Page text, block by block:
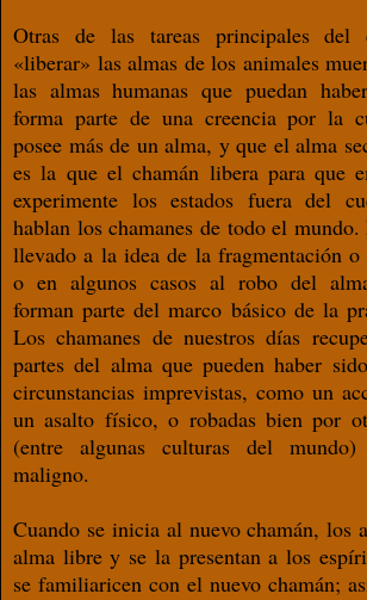
Otras de las tareas principales del
«liberar» las almas de los animales
las almas humanas que puedan
forma parte de una creencia por la
posee más de un alma, y que el alma
es la que el chamán libera para que
experimente los estados fuera del
hablan los chamanes de todo el
llevado a la idea de la fragmentación
o en algunos casos al robo del
forman parte del marco básico de la
Los chamanes de nuestros días
partes del alma que pueden haber
circunstancias imprevistas, como un
un asalto físico, o robadas bien por
(entre algunas culturas del
maligno.
Cuando se inicia al nuevo chamán, los
alma libre y se la presentan a los
se familiaricen con el nuevo chamán;